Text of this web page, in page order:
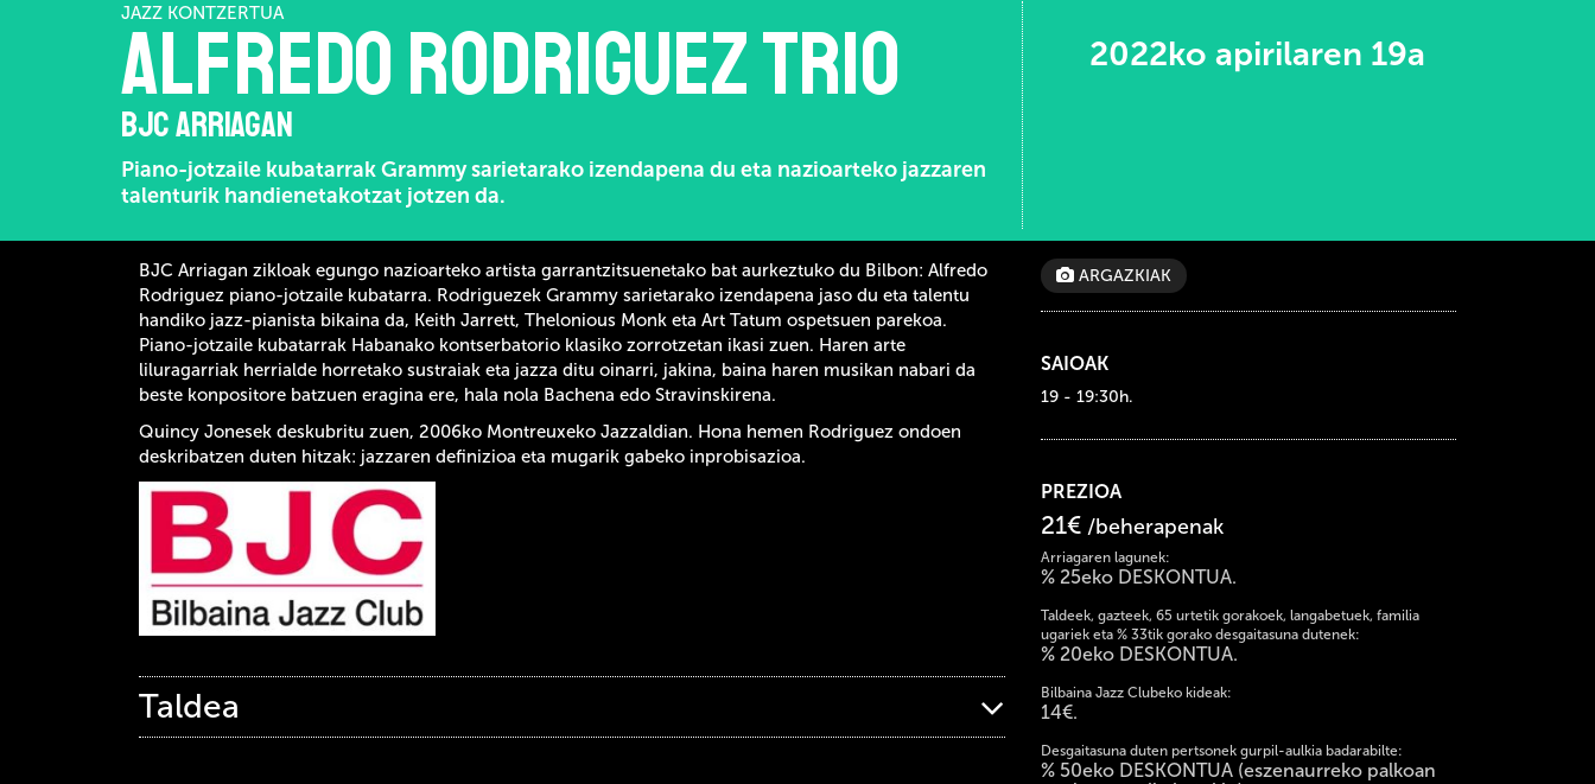
JAZZ KONTZERTUA
ALFREDO RODRIGUEZ trio
BJC ARRIAGAN
Piano-jotzaile kubatarrak Grammy sarietarako izendapena du eta nazioarteko jazzaren
talenturik handienetakotzat jotzen da.
2022ko apirilaren 19a
BJC Arriagan zikloak egungo nazioarteko artista garrantzitsuenetako bat aurkeztuko du Bilbon: Alfredo
Rodriguez piano-jotzaile kubatarra. Rodriguezek Grammy sarietarako izendapena jaso du eta talentu
handiko jazz-pianista bikaina da, Keith Jarrett, Thelonious Monk eta Art Tatum ospetsuen parekoa.
Piano-jotzaile kubatarrak Habanako kontserbatorio klasiko zorrotzetan ikasi zuen. Haren arte
liluragarriak herrialde horretako sustraiak eta jazza ditu oinarri, jakina, baina haren musikan nabari da
beste konpositore batzuen eragina ere, hala nola Bachena edo Stravinskirena.
Quincy Jonesek deskubritu zuen, 2006ko Montreuxeko Jazzaldian. Hona hemen Rodriguez ondoen
deskribatzen duten hitzak: jazzaren definizioa eta mugarik gabeko inprobisazioa.
Taldea
ARGAZKIAK
SAIOAK
19 - 19:30h.
PREZIOA
21€ /beherapenak
Arriagaren lagunek:
% 25eko DESKONTUA.
Taldeek, gazteek, 65 urtetik gorakoek, langabetuek, familia
ugariek eta % 33tik gorako desgaitasuna dutenek:
% 20eko DESKONTUA.
Bilbaina Jazz Clubeko kideak:
14€.
Desgaitasuna duten pertsonek gurpil-aulkia badarabilte:
% 50eko DESKONTUA (eszenaurreko palkoan